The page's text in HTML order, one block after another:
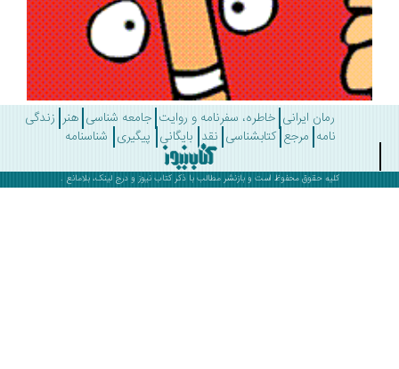
رمان ایرانی خاطره، سفرنامه و روایت جامعه شناسی هنر زندگی
مرجع کتابشناسی نقد بایگانی پیگیری شناسنامه
کلیه حقوق محفوظ است و بازنشر مطالب با ذکرکتاب نیوز و درج لینک، بلامانع .